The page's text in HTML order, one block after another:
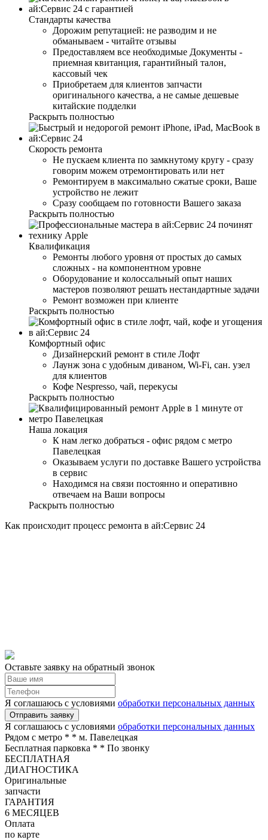
Стандарты качества
Дорожим репутацией: не разводим и не
обманываем - читайте отзывы
Предоставляем все необходимые Документы -
приемная квитанция, гарантийный талон,
кассовый чек
Приобретаем для клиентов запчасти
оригинального качества, а не самые дешевые
китайские подделки
Раскрыть полностью
Скорость ремонта
Не пускаем клиента по замкнутому кругу - сразу
говорим можем отремонтировать или нет
Ремонтируем в максимально сжатые сроки, Ваше
устройство не лежит
Сразу сообщаем по готовности Вашего заказа
Раскрыть полностью
Квалификация
Ремонты любого уровня от простых до самых
сложных - на компонентном уровне
Оборудование и колоссальный опыт наших
мастеров позволяют решать нестандартные задачи
Ремонт возможен при клиенте
Раскрыть полностью
Комфортный офис
Дизайнерский ремонт в стиле Лофт
Лаунж зона с удобным диваном, Wi-Fi, сан. узел
для клиентов
Кофе Nespresso, чай, перекусы
Раскрыть полностью
Наша локация
К нам легко добраться - офис рядом с метро
Павелецкая
Оказываем услуги по доставке Вашего устройства
в сервис
Находимся на связи постоянно и оперативно
отвечаем на Ваши вопросы
Раскрыть полностью
Как происходит процесс ремонта в ай:Сервис 24
Оставьте заявку на обратный звонок
Я соглашаюсь с условиями обработки персональных данных
Отправить заявку
Я соглашаюсь с условиями обработки персональных данных
Рядом с метро * * м. Павелецкая
Бесплатная парковка * * По звонку
БЕСПЛАТНАЯ
ДИАГНОСТИКА
Оригинальные
запчасти
ГАРАНТИЯ
6 МЕСЯЦЕВ
Оплата
по карте